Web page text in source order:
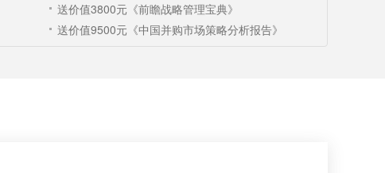
送价值3800元《前瞻战略管理宝典》
送价值9500元《中国并购市场策略分析报告》